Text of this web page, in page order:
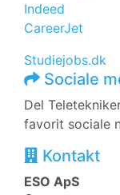
Indeed
CareerJet
Studiejobs.dk
Sociale
Del
favorit sociale
Kontakt
ESO ApS